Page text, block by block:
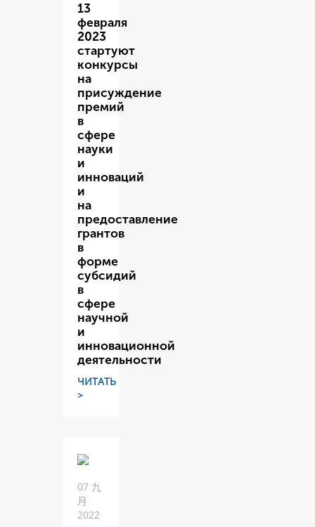
13
февраля
2023
стартуют
конкурсы
на
присуждение
премий
в
сфере
науки
и
инноваций
и
на
предоставление
грантов
в
форме
субсидий
в
сфере
научной
и
инновационной
деятельности
ЧИТАТЬ
>
07 九
月
2022